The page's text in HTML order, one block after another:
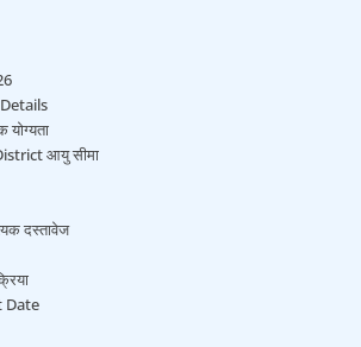
आयु सीमा
दस्तावेज
Date